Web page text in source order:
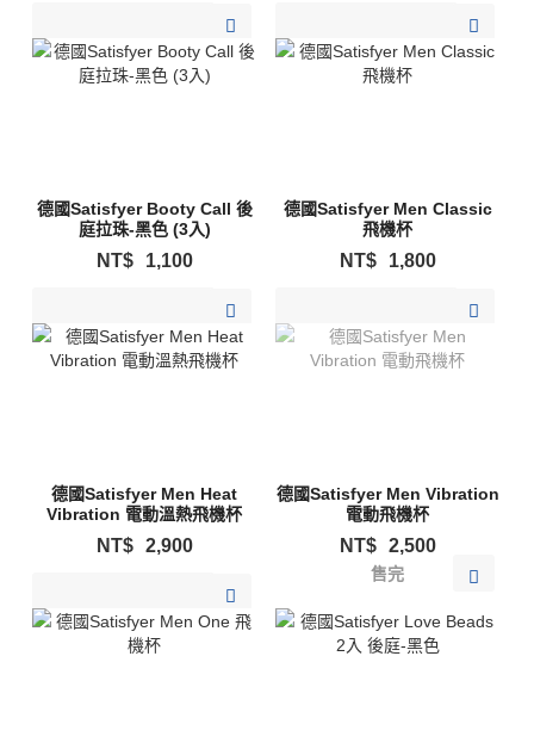
德國Satisfyer Booty Call 後
庭拉珠-黑色 (3入)
NT$ 1,100
德國Satisfyer Men Classic
飛機杯
NT$ 1,800
德國Satisfyer Men Heat
Vibration 電動溫熱飛機杯
NT$ 2,900
德國Satisfyer Men Vibration
電動飛機杯
NT$ 2,500
售完